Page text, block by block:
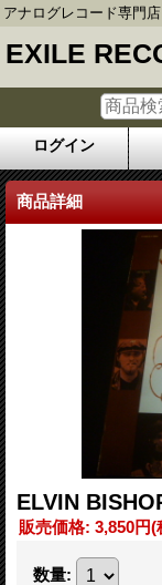
アナログレコード専門
EXILE
ログイン
商品詳細
ELVIN
販売価格: 3,850円(
数量: